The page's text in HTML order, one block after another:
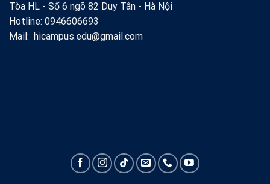
Tòa HL - Số 6 ngõ 82 Duy Tân - Hà Nội
Hotline: 0946606693
Mail: hicampus.edu@gmail.com